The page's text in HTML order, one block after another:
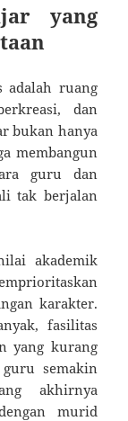
yang
adalah ruang
dan
bukan hanya
membangun
guru dan
tak berjalan
akademik
karakter.
fasilitas
yang kurang
semakin
akhirnya
murid